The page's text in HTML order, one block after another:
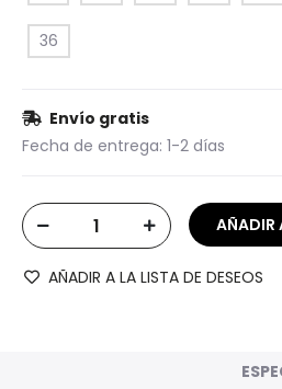
36
Envío gratis
Fecha de entrega: 1-2 días
AÑADIR A LA LISTA DE DESEOS